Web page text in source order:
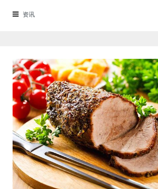
者所在城市进行制定和规划的，渝香居重庆火锅加盟成
资讯